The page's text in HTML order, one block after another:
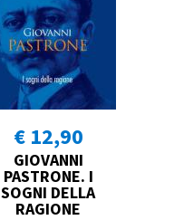
€ 12,90
GIOVANNI
PASTRONE. I
SOGNI DELLA
RAGIONE